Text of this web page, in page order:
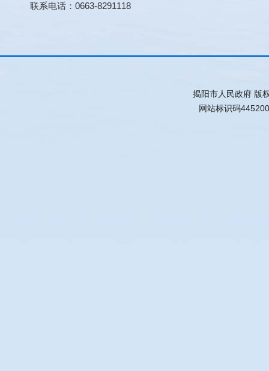
联系电话：0663-8291118
揭阳市人民政府 版
网站标识码